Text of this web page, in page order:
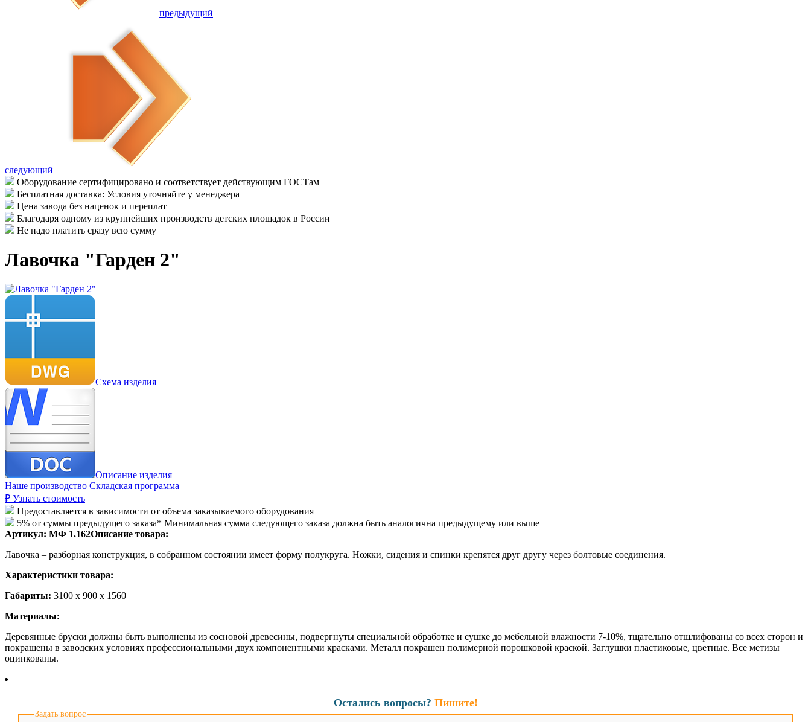
предыдущий
следующий
Оборудование сертифицировано и соответствует действующим ГОСТам
Бесплатная доставка: Условия уточняйте у менеджера
Цена завода без наценок и переплат
Благодаря одному из крупнейших производств детских площадок в России
Не надо платить сразу всю сумму
Лавочка "Гарден 2"
Схема изделия
Описание изделия
Наше производство Складская программа
₽ Узнать стоимость
Предоставляется в зависимости от объема заказываемого оборудования
5% от суммы предыдущего заказа* Минимальная сумма следующего заказа должна быть аналогична предыдущему или выше
Артикул: МФ 1.162Описание товара:
Лавочка – разборная конструкция, в собранном состоянии имеет форму полукруга. Ножки, сидения и спинки крепятся друг другу через болтовые соединения.
Характеристики товара:
Габариты: 3100 х 900 х 1560
Материалы:
Деревянные бруски должны быть выполнены из сосновой древесины, подвергнуты специальной обработке и сушке до мебельной влажности 7-10%, тщательно отшлифованы со всех сторон и
покрашены в заводских условиях профессиональными двух компонентными красками. Металл покрашен полимерной порошковой краской. Заглушки пластиковые, цветные. Все метизы
оцинкованы.
Остались вопросы? Пишите!
Задать вопрос